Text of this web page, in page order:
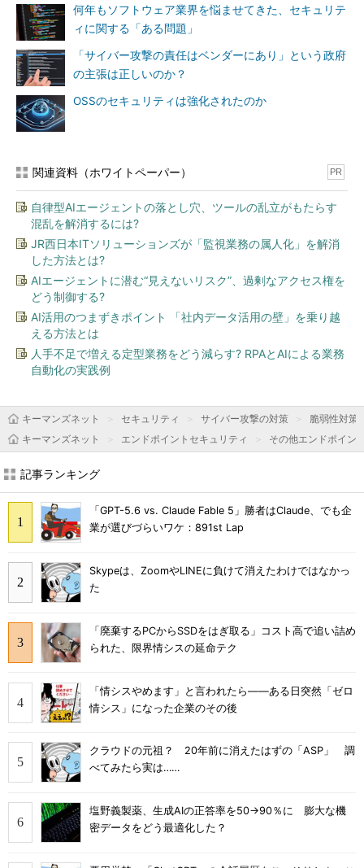
何年もソフトウェア業界を悩ませてきた、セキュリテ
ィに関する「ある問題」
「サイバー攻撃の責任はベンダーにあり」という政府
の主張は正しいのか？
OSSのセキュリティは強化されたのか
関連資料（ホワイトペーパー） PR
自律型AIエージェントの落とし穴、ツールの乱立がもたらす
混乱を解消するには?
JR西日本ITソリューションズが「監視業務の属人化」を解消
した方法とは?
AIエージェントに潜む“見えないリスク”、過剰なアクセス権を
どう制御する?
AI活用のつまずきポイント 「社内データ活用の壁」を乗り越
える方法とは
人手不足で増える定型業務をどう減らす? RPAとAIによる業務
自動化の実践例
キーマンズネット セキュリティ サイバー攻撃の対策
脆弱性対策
キーマンズネット
エンドポイントセキュリティ その他エンドポイン
記事ランキング
「GPT-5.6 vs. Claude Fable 5」勝者はClaude、でも企
業が選びづらいワケ：891st Lap
Skypeは、ZoomやLINEに負けて消えたわけではなかっ
た
「廃棄するPCからSSDをはぎ取る」コスト高で追い詰め
られた、限界情シスの延命テク
「情シスやめます」と言われたら――ある日突然「ゼロ
情シス」になった企業のその後
クラウドの元祖？ 20年前に消えたはずの「ASP」 調
べてみたら実は……
塩野義製薬、生成AIの正答率を50→90％に 膨大な機
密データをどう最適化した？